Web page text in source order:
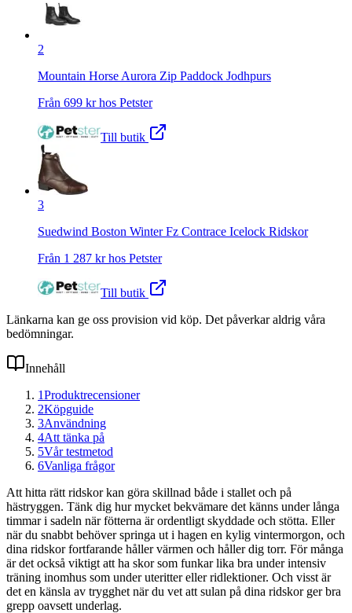
2
Mountain Horse Aurora Zip Paddock Jodhpurs
Från 699 kr hos Petster
Till butik
3
Suedwind Boston Winter Fz Contrace Icelock Ridskor
Från 1 287 kr hos Petster
Till butik
Länkarna kan ge oss provision vid köp. Det påverkar aldrig våra
bedömningar.
Innehåll
1Produktrecensioner
2Köpguide
3Användning
4Att tänka på
5Vår testmetod
6Vanliga frågor
Att hitta rätt ridskor kan göra skillnad både i stallet och på
hästryggen. Tänk dig hur mycket bekvämare det känns under långa
timmar i sadeln när fötterna är ordentligt skyddade och stötta. Eller
när du snabbt behöver springa ut i hagen en kylig vintermorgon, och
dina ridskor fortfarande håller värmen och håller dig torr. För många
är det också viktigt att ha skor som funkar lika bra under intensiv
träning inomhus som under uteritter eller ridlektioner. Och visst är
det en känsla av trygghet när du vet att sulan på dina ridskor ger bra
grepp oavsett underlag.